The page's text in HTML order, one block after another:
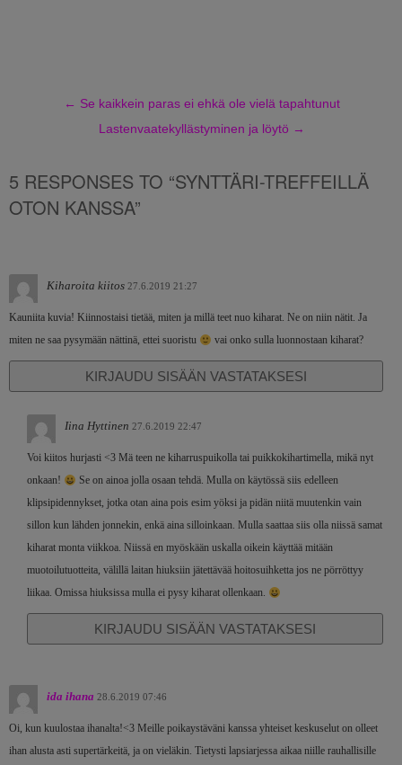
← Se kaikkein paras ei ehkä ole vielä tapahtunut
Lastenvaatekyllästyminen ja löytö →
5 RESPONSES TO “SYNTTÄRI-TREFFEILLÄ
OTON KANSSA”
Kiharoita kiitos 27.6.2019 21:27
Kauniita kuvia! Kiinnostaisi tietää, miten ja millä teet nuo kiharat. Ne on niin nätit. Ja
miten ne saa pysymään nättinä, ettei suoristu
vai onko sulla luonnostaan kiharat?
KIRJAUDU SISÄÄN VASTATAKSESI
Iina Hyttinen 27.6.2019 22:47
Voi kiitos hurjasti <3 Mä teen ne kiharruspuikolla tai puikkokihartimella, mikä nyt
onkaan!
Se on ainoa jolla osaan tehdä. Mulla on käytössä siis edelleen
klipsipidennykset, jotka otan aina pois esim yöksi ja pidän niitä muutenkin vain
sillon kun lähden jonnekin, enkä aina silloinkaan. Mulla saattaa siis olla niissä samat
kiharat monta viikkoa. Niissä en myöskään uskalla oikein käyttää mitään
muotoilutuotteita, välillä laitan hiuksiin jätettävää hoitosuihketta jos ne pörröttyy
liikaa. Omissa hiuksissa mulla ei pysy kiharat ollenkaan.
KIRJAUDU SISÄÄN VASTATAKSESI
ida ihana 28.6.2019 07:46
Oi, kun kuulostaa ihanalta!<3 Meille poikaystäväni kanssa yhteiset keskuselut on olleet
ihan alusta asti supertärkeitä, ja on vieläkin. Tietysti lapsiarjessa aikaa niille rauhallisille